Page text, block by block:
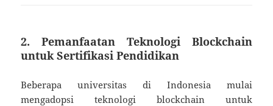
2.Pemanfaatan Teknologi Blockchain
untuk Sertifikasi Pendidikan
Beberapa universitas di Indonesia mulai
mengadopsi teknologi blockchain untuk